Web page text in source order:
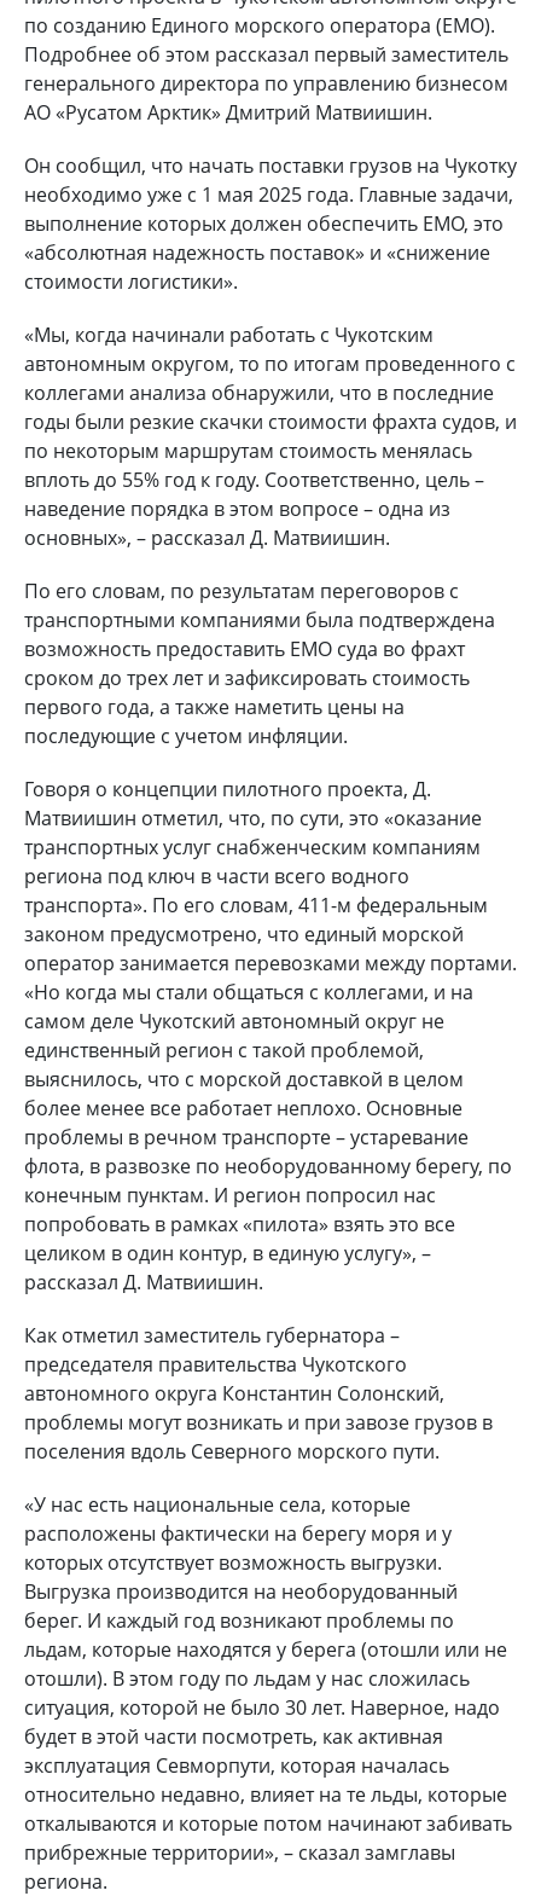
по созданию Единого морского оператора (ЕМО).
Подробнее об этом рассказал первый заместитель
генерального директора по управлению бизнесом
АО «Русатом Арктик» Дмитрий Матвиишин.
Он сообщил, что начать поставки грузов на Чукотку
необходимо уже с 1 мая 2025 года. Главные задачи,
выполнение которых должен обеспечить ЕМО, это
«абсолютная надежность поставок» и «снижение
стоимости логистики».
«Мы, когда начинали работать с Чукотским
автономным округом, то по итогам проведенного с
коллегами анализа обнаружили, что в последние
годы были резкие скачки стоимости фрахта судов, и
по некоторым маршрутам стоимость менялась
вплоть до 55% год к году. Соответственно, цель –
наведение порядка в этом вопросе – одна из
основных», – рассказал Д. Матвиишин.
По его словам, по результатам переговоров с
транспортными компаниями была подтверждена
возможность предоставить ЕМО суда во фрахт
сроком до трех лет и зафиксировать стоимость
первого года, а также наметить цены на
последующие с учетом инфляции.
Говоря о концепции пилотного проекта, Д.
Матвиишин отметил, что, по сути, это «оказание
транспортных услуг снабженческим компаниям
региона под ключ в части всего водного
транспорта». По его словам, 411-м федеральным
законом предусмотрено, что единый морской
оператор занимается перевозками между портами.
«Но когда мы стали общаться с коллегами, и на
самом деле Чукотский автономный округ не
единственный регион с такой проблемой,
выяснилось, что с морской доставкой в целом
более менее все работает неплохо. Основные
проблемы в речном транспорте – устаревание
флота, в развозке по необорудованному берегу, по
конечным пунктам. И регион попросил нас
попробовать в рамках «пилота» взять это все
целиком в один контур, в единую услугу», –
рассказал Д. Матвиишин.
Как отметил заместитель губернатора –
председателя правительства Чукотского
автономного округа Константин Солонский,
проблемы могут возникать и при завозе грузов в
поселения вдоль Северного морского пути.
«У нас есть национальные села, которые
расположены фактически на берегу моря и у
которых отсутствует возможность выгрузки.
Выгрузка производится на необорудованный
берег. И каждый год возникают проблемы по
льдам, которые находятся у берега (отошли или не
отошли). В этом году по льдам у нас сложилась
ситуация, которой не было 30 лет. Наверное, надо
будет в этой части посмотреть, как активная
эксплуатация Севморпути, которая началась
относительно недавно, влияет на те льды, которые
откалываются и которые потом начинают забивать
прибрежные территории», – сказал замглавы
региона.